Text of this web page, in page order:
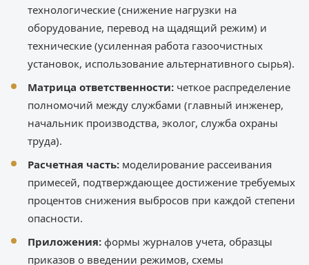
технологические (снижение нагрузки на
оборудование, перевод на щадящий режим) и
технические (усиленная работа газоочистных
установок, использование альтернативного сырья).
Матрица ответственности: четкое распределение
полномочий между службами (главный инженер,
начальник производства, эколог, служба охраны
труда).
Расчетная часть: моделирование рассеивания
примесей, подтверждающее достижение требуемых
процентов снижения выбросов при каждой степени
опасности.
Приложения: формы журналов учета, образцы
приказов о введении режимов, схемы